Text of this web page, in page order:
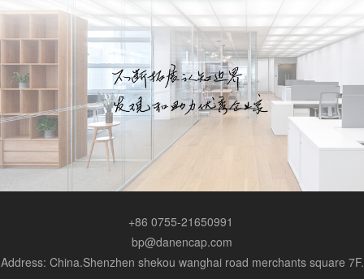
+86 0755-21650991
bp@danencap.com
Address: China.Shenzhen shekou wanghai road merchants square 7F.